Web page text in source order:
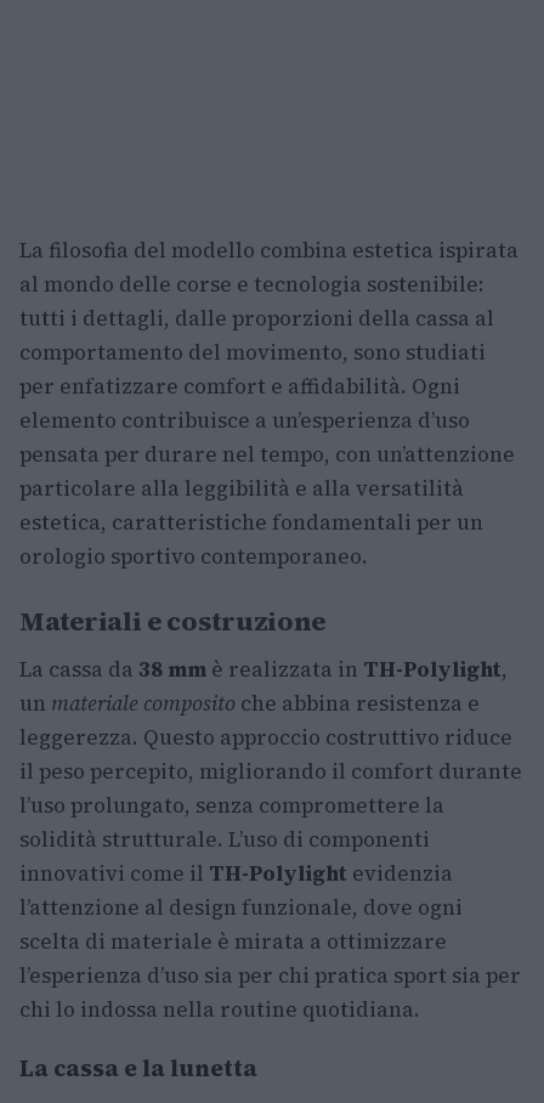
La filosofia del modello combina estetica ispirata
al mondo delle corse e tecnologia sostenibile:
tutti i dettagli, dalle proporzioni della cassa al
comportamento del movimento, sono studiati
per enfatizzare comfort e affidabilità. Ogni
elemento contribuisce a un’esperienza d’uso
pensata per durare nel tempo, con un’attenzione
particolare alla leggibilità e alla versatilità
estetica, caratteristiche fondamentali per un
orologio sportivo contemporaneo.
Materiali e costruzione
La cassa da 38 mm è realizzata in TH-Polylight,
un materiale composito che abbina resistenza e
leggerezza. Questo approccio costruttivo riduce
il peso percepito, migliorando il comfort durante
l’uso prolungato, senza compromettere la
solidità strutturale. L’uso di componenti
innovativi come il TH-Polylight evidenzia
l’attenzione al design funzionale, dove ogni
scelta di materiale è mirata a ottimizzare
l’esperienza d’uso sia per chi pratica sport sia per
chi lo indossa nella routine quotidiana.
La cassa e la lunetta